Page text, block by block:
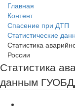
Главная
Контент
Спасение при ДТП
Статистические
Статистика
России
Статистика
данным